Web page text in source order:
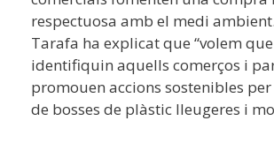
respectuosa amb el medi
Tarafa ha explicat que “volem
identifiquin aquells comerços i
promouen accions sostenibles per
de bosses de plàstic lleugeres i